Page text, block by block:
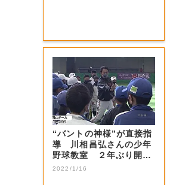
“バントの神様”が直接指
導 川相昌弘さんの少年
野球教室 ２年ぶり開催
【岡山・岡山...
2022/1/16